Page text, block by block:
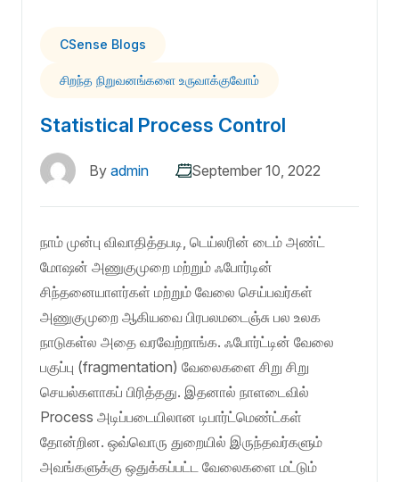
CSense Blogs
சிறந்த நிறுவனங்களை உருவாக்குவோம்
Statistical Process Control
By admin September 10, 2022
நாம் முன்பு விவாதித்தபடி, டெய்லரின் டைம் அண்ட்
மோஷன் அணுகுமுறை மற்றும் ஃபோர்டின்
சிந்தனையாளர்கள் மற்றும் வேலை செய்பவர்கள்
அணுகுமுறை ஆகியவை பிரபலமடைஞ்சு பல உலக
நாடுகள்ல அதை வரவேற்றாங்க. ஃபோர்ட்டின் வேலை
பகுப்பு (fragmentation) வேலைகளை சிறு சிறு
செயல்களாகப் பிரித்தது. இதனால் நாளடைவில்
Process அடிப்படையிலான டிபார்ட்மெண்ட்கள்
தோன்றின. ஒவ்வொரு துறையில் இருந்தவர்களும்
அவங்களுக்கு ஒதுக்கப்பட்ட வேலைகளை மட்டும்